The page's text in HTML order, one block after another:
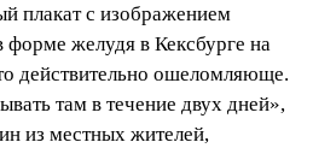
плакат с изображением
форме желудя в Кексбурге на
действительно ошеломляюще.
там в течение двух дней»,
из местных жителей,